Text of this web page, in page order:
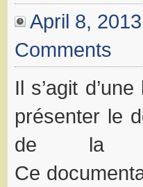
April 8, 2013
Comments
Il s’agit
présenter le
de la
Ce